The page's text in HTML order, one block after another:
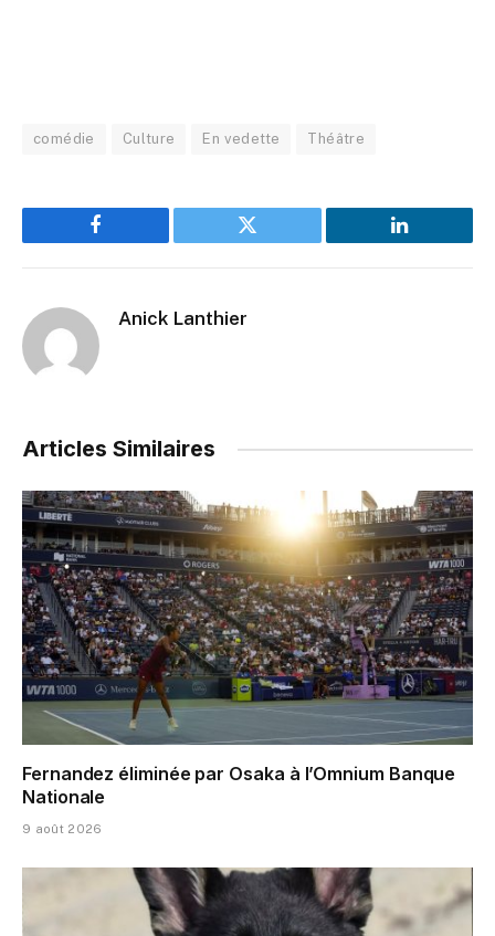
comédie Culture En vedette Théâtre
Facebook Twitter LinkedIn
Anick Lanthier
Articles Similaires
Fernandez éliminée par Osaka à l’Omnium Banque
Nationale
9 août 2026